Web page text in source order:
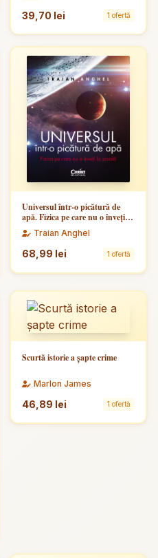
39,70 lei 1 ofertă
Universul într-o picătură de
apă. Fizica pe care nu o înveți la
școalăTraian Anghel
68,99 lei 1 ofertă
Scurtă istorie a șapte crime
Marlon James
46,89 lei 1 ofertă